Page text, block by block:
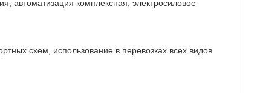
автоматизация комплексная, электросиловое
схем, использование в перевозках всех видов